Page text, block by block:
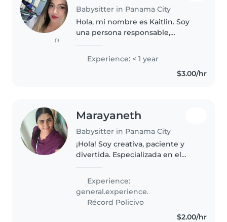
(1)
Babysitter in Panama City
Hola, mi nombre es Kaitlin. Soy
una persona responsable,
mucho amor por los niños. Me
gusta crear un ambiente seguro
y divertido donde los pequeños
Experience: < 1 year
$3.00/hr
Marayaneth
Babysitter in Panama City
¡Hola! Soy creativa, paciente y
divertida. Especializada en el
música y juegos. Cuento con
certificación básica en primeros
auxilios...
Experience:
general.experience.
Récord Policivo
$2.00/hr